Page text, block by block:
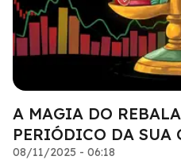
A MAGIA DO
PERIÓDICO DA SUA
08/11/2025 - 06:18